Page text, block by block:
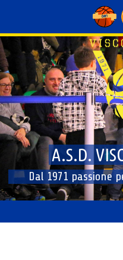
content
A.S.D.
Dal 1971 passione